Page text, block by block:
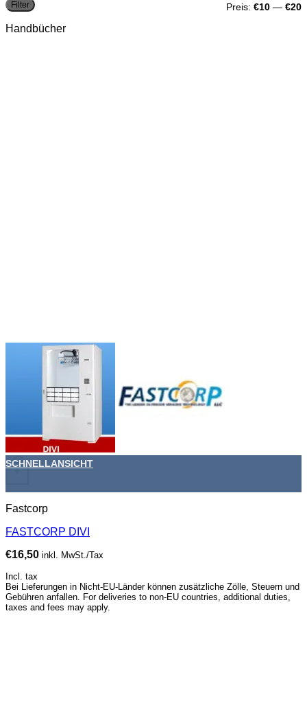
Filter Preis: €10 — €20
Handbücher
+
SCHNELLANSICHT
Fastcorp
FASTCORP DIVI
€16,50 inkl. MwSt./Tax
Incl. tax
Bei Lieferungen in Nicht-EU-Länder können zusätzliche Zölle, Steuern und
Gebühren anfallen. For deliveries to non-EU countries, additional duties,
taxes and fees may apply.